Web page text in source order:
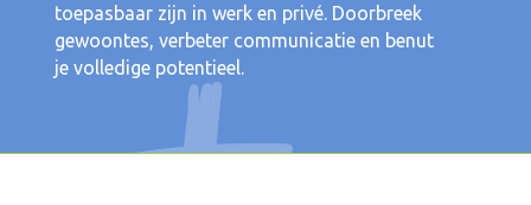
toepasbaar zijn in werk en privé. Doorbreek
gewoontes, verbeter communicatie en benut
je volledige potentieel.